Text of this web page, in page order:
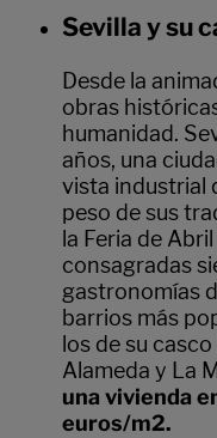
Sevilla y su
Desde la
obras
humanidad.
años, una
vista industrial
peso de sus
la Feria de
consagradas
gastronomías
barrios más
los de su
Alameda y La
una vivienda
euros/m2.